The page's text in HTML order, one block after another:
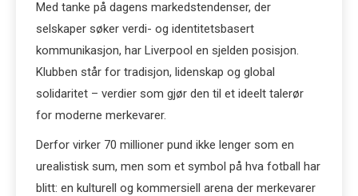
Med tanke på dagens markedstendenser, der
selskaper søker verdi- og identitetsbasert
kommunikasjon, har Liverpool en sjelden posisjon.
Klubben står for tradisjon, lidenskap og global
solidaritet – verdier som gjør den til et ideelt talerør
for moderne merkevarer.
Derfor virker 70 millioner pund ikke lenger som en
urealistisk sum, men som et symbol på hva fotball har
blitt: en kulturell og kommersiell arena der merkevarer